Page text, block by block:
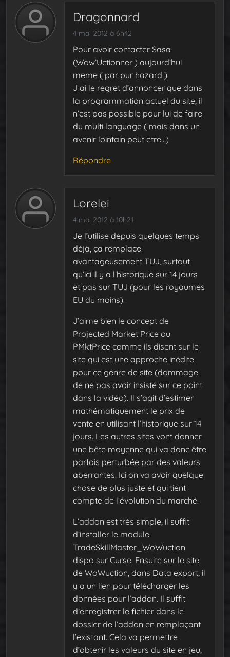
Dragonnard
4 mai 2012 à 6h42
Pour avoir contacter Sasa
(Wow’Uctionner ) aujourd’hui
meme ( par pur hazard )
J ai le regret d’annoncer que dans
la programmation actuel du site, il
n’est pas possible pour lui de faire
du multi language ( mais dans un
avenir lointain peut etre…)
Répondre
Lorelei
4 mai 2012 à 10h21
Je l’utilise depuis quelques temps
déjà, ça remplace
avantageusement TUJ, surtout
qu’ici il y a l’historique sur 14 jours
et pas sur TUJ (pour les royaumes
EU du moins).
J’aime bien le concept de
Projected Market Price ou
PMktPrice comme ils disent sur le
site qui est une approche inédite
pour ce genre de site (dommage
de ne pas avoir insisté sur ce point
dans la vidéo). Il s’agit d’estimer
mathématiquement le prix de
vente en utilisant l’historique sur 14
jours. Les autres sites vont donner
une bête moyenne qui va donc être
parfois perturbée par des valeurs
aberrantes. Ici on va avoir quelque
chose de plus juste et qui tient
compte de l’évolution du marché.
L’addon est très simple, il suffit
d’installer le module
TradeSkillMaster_WoWuction
dispo sur Curse. Ensuite sur le site
de WoWuction, dans Data export, il
y a un lien pour télécharger les
données pour l’addon. Il suffit
d’enregistrer le fichier dans le
dossier de l’addon en remplaçant
l’existant. Cela va permettre
d’obtenir les valeurs du site en jeu,